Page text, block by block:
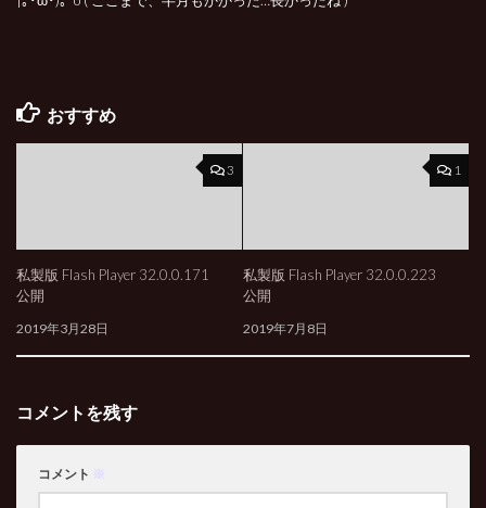
おすすめ
3
私製版 Flash Player 32.0.0.171
公開
2019年3月28日
1
私製版 Flash Player 32.0.0.223
公開
2019年7月8日
コメントを残す
コメント ※